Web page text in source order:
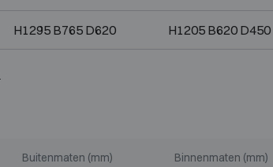
H1295 B765 D620 H1205 B620 D450
Buitenmaten (mm) Binnenmaten (mm)